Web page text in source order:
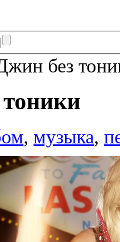
без
, музыка,